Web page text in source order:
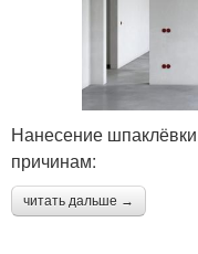
Нанесение
причинам:
читать дальше →